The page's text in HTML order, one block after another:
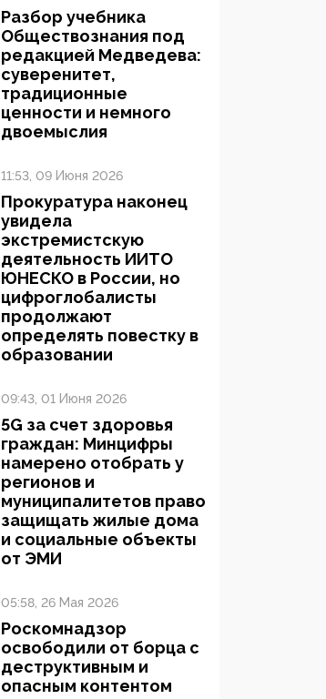
Разбор учебника
Обществознания под
редакцией Медведева:
суверенитет,
традиционные
ценности и немного
двоемыслия
11:53, 09 Июня 2026
Прокуратура наконец
увидела
экстремистскую
деятельность ИИТО
ЮНЕСКО в России, но
цифроглобалисты
продолжают
определять повестку в
образовании
09:43, 01 Июня 2026
5G за счет здоровья
граждан: Минцифры
намерено отобрать у
регионов и
муниципалитетов право
защищать жилые дома
и социальные объекты
от ЭМИ
05:58, 26 Мая 2026
Роскомнадзор
освободили от борца с
деструктивным и
опасным контентом